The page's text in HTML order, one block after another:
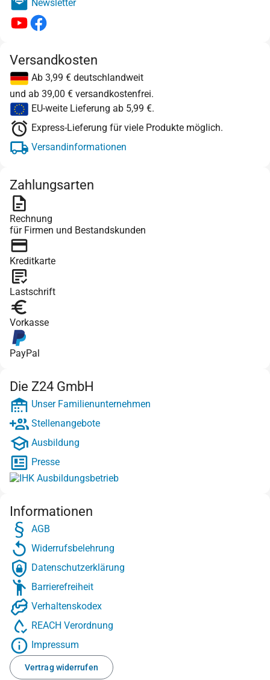
Newsletter
Versandkosten
Ab 3,99 € deutschlandweit
und ab 39,00 € versandkostenfrei.
EU-weite Lieferung ab 5,99 €.
Express-Lieferung für viele Produkte möglich.
Versandinformationen
Zahlungsarten
Rechnung
für Firmen und Bestandskunden
Kreditkarte
Lastschrift
Vorkasse
PayPal
Die Z24 GmbH
Unser Familienunternehmen
Stellenangebote
Ausbildung
Presse
Informationen
AGB
Widerrufsbelehrung
Datenschutzerklärung
Barrierefreiheit
Verhaltenskodex
REACH Verordnung
Impressum
Vertrag widerrufen